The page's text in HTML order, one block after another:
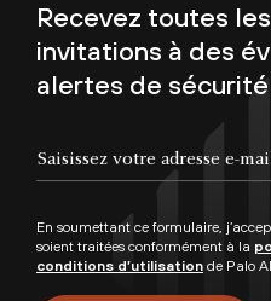
Recevez toutes
invitations à des
alertes de sécurité
En soumettant ce formulaire,
soient traitées conformément à la
conditions d’utilisation de Palo